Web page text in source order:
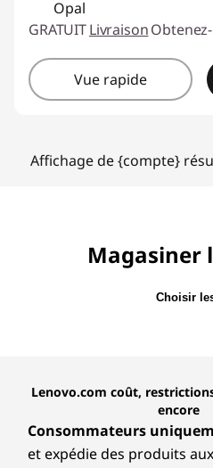
Opal
GRATUITLivraison
Vue rapide
Affichage de {compte}
Magasiner
Lenovo.com coût,
encore
Consommateurs
et expédie des produits